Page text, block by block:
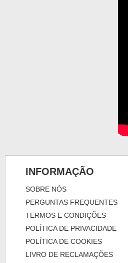
INFORMAÇÃO
SOBRE NÓS
PERGUNTAS FREQUENTES
TERMOS E CONDIÇÕES
POLÍTICA DE PRIVACIDADE
POLÍTICA DE COOKIES
LIVRO DE RECLAMAÇÕES